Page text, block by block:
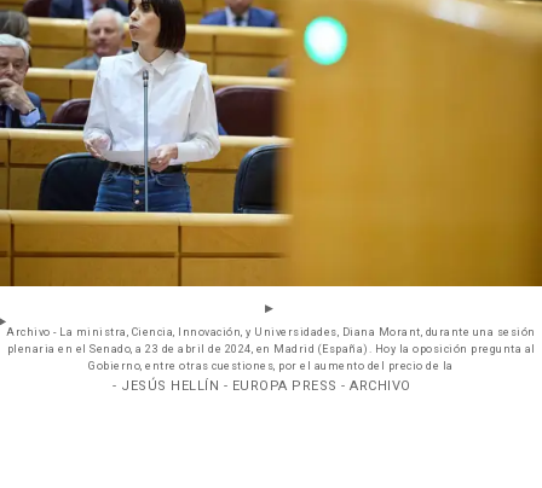
Archivo - La ministra, Ciencia, Innovación, y Universidades, Diana Morant, durante una sesión
plenaria en el Senado, a 23 de abril de 2024, en Madrid (España). Hoy la oposición pregunta al
Gobierno, entre otras cuestiones, por el aumento del precio de la
- JESÚS HELLÍN - EUROPA PRESS - ARCHIVO